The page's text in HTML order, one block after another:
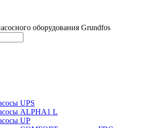
оборудования Grundfos
UPS
ALPHA1 L
UP